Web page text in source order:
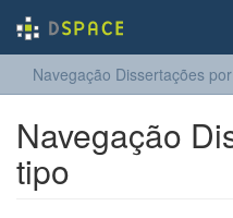
Navegação Dissertações
Navegação
tipo